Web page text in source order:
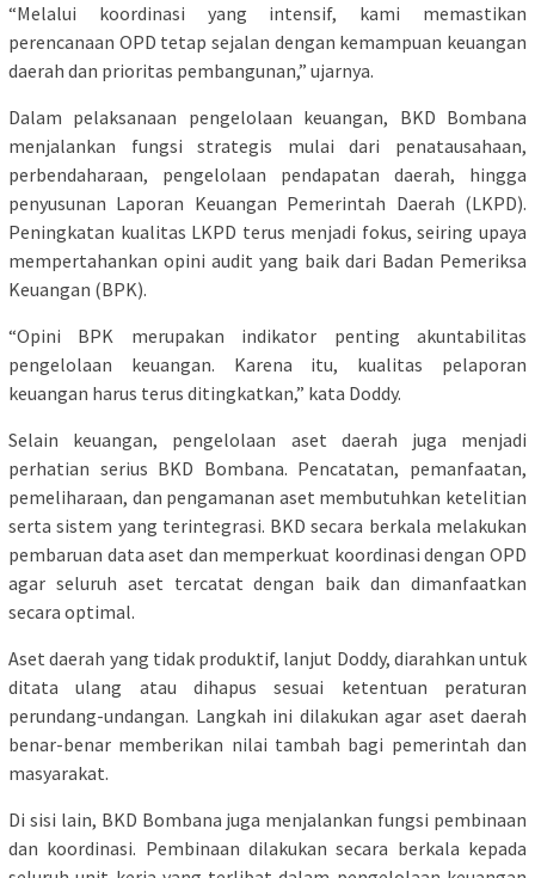
“Melalui koordinasi yang intensif, kami memastikan
perencanaan OPD tetap sejalan dengan kemampuan keuangan
daerah dan prioritas pembangunan,” ujarnya.
Dalam pelaksanaan pengelolaan keuangan, BKD Bombana
menjalankan fungsi strategis mulai dari penatausahaan,
perbendaharaan, pengelolaan pendapatan daerah, hingga
penyusunan Laporan Keuangan Pemerintah Daerah (LKPD).
Peningkatan kualitas LKPD terus menjadi fokus, seiring upaya
mempertahankan opini audit yang baik dari Badan Pemeriksa
Keuangan (BPK).
“Opini BPK merupakan indikator penting akuntabilitas
pengelolaan keuangan. Karena itu, kualitas pelaporan
keuangan harus terus ditingkatkan,” kata Doddy.
Selain keuangan, pengelolaan aset daerah juga menjadi
perhatian serius BKD Bombana. Pencatatan, pemanfaatan,
pemeliharaan, dan pengamanan aset membutuhkan ketelitian
serta sistem yang terintegrasi. BKD secara berkala melakukan
pembaruan data aset dan memperkuat koordinasi dengan OPD
agar seluruh aset tercatat dengan baik dan dimanfaatkan
secara optimal.
Aset daerah yang tidak produktif, lanjut Doddy, diarahkan untuk
ditata ulang atau dihapus sesuai ketentuan peraturan
perundang-undangan. Langkah ini dilakukan agar aset daerah
benar-benar memberikan nilai tambah bagi pemerintah dan
masyarakat.
Di sisi lain, BKD Bombana juga menjalankan fungsi pembinaan
dan koordinasi. Pembinaan dilakukan secara berkala kepada